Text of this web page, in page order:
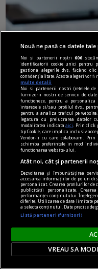
Pofta de dulce: ce
organismul și de ce
frecvente 5 cauze
Puțini oameni pot
niciodată acea
dulce. Fie că este
ciocolată după
zile dificile sau
Nouă ne pasă ca datele
Noi și partenerii noștri606
identificatorii cookie unici pentru
gestiona alegerile dvs. făcând
confidențialitate. Aceste alegeri vor
multe detalii
Noi si partenerii nostri (retelele
furnizorii nostri de servicii de
functioneze, pentru a
interesele si/sau profilul dvs.,
pentru a analiza traficul pe
legatura cu prelucrarea datelor
modalitatea indicataaici
. Prin click
tip Cookie, care implica inclusiv
Vendor-ii cu care colaboram. Prin
schimba preferintele in mod
functionarea website-ului.
Atât noi, cât și partenerii
Dezvoltarea și îmbunătățirea
accesarea informațiilor de pe un
personalizat. Crearea profilurilor
publicității personalizate.
performanței conținutului.
diferite. Utilizarea de date limitate
a selecta conținutul. Date precise
Listă parteneri (furnizori)
VREAU SA